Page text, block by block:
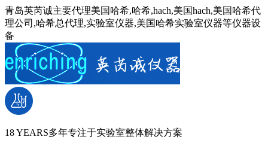
青岛英芮诚主要代理美国哈希,哈希,hach,美国hach,美国哈希代
理公司,哈希总代理,实验室仪器,美国哈希实验室仪器等仪器设
备
18 YEARS多年专注于实验室整体解决方案